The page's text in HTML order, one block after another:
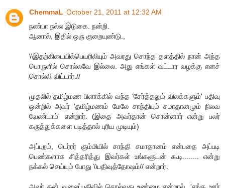
ChemmaL October 21, 2011 at 12:32 AM
நண்பா நல்ல இடுகை. நன்றி.
ஆனால், இதில் ஒரு குறையுண்டு.,
\\இதற்கிடையில்பெயரிலியும் அவரது சொந்த தளத்தில் நான் அந்த
பொருளில் சொல்லவே இல்லை. அது எங்கள் வட்டார வழக்கு எனச்
சொல்லி விட்டார்.//
முதலில் தமிழ்மண பிளாக்கில் வந்த 'சேர்த்தலும் விலக்களும்' பதிவு
ஒன்றில் அவர் 'தமிழ்மணம் மேலே சாந்தியும் சமாதானமும் நிலவ
வேண்டாம்' என்றார். (இதை அவர்தான் சொன்னார் என்று பலர்
கருத்துக்களை படித்தால் புரிய முடியும்)
அப்புறம், டெர்ரர் கும்மியில் சாந்தி சமாதானம் என்பதை அப்படி
பெண்களாக சித்தரித்து இவர்கள் உங்களுடன் கூடி........ என்று
நக்கல் செய்யும் போது \\பதிவுத்தோஷம்// என்றார்.